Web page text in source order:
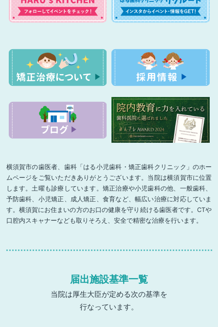
横須賀市の歯医者、歯科「はる小児歯科・矯正歯科クリニック」のホー
ムページをご覧いただきありがとうございます。当院は横須賀市に位置
します。土曜も診療しています。矯正治療や小児歯科の他、一般歯科、
予防歯科、小児矯正、成人矯正、食育など、幅広い治療に対応していま
す。横須賀にお住まいの方のお口の健康を守り続ける歯医者です。CTや
口腔内スキャナーなども取りそろえ、安全で精密な治療を行います。
届出施設基準一覧
当院は厚生大臣が定める次の基準を
行なっています。